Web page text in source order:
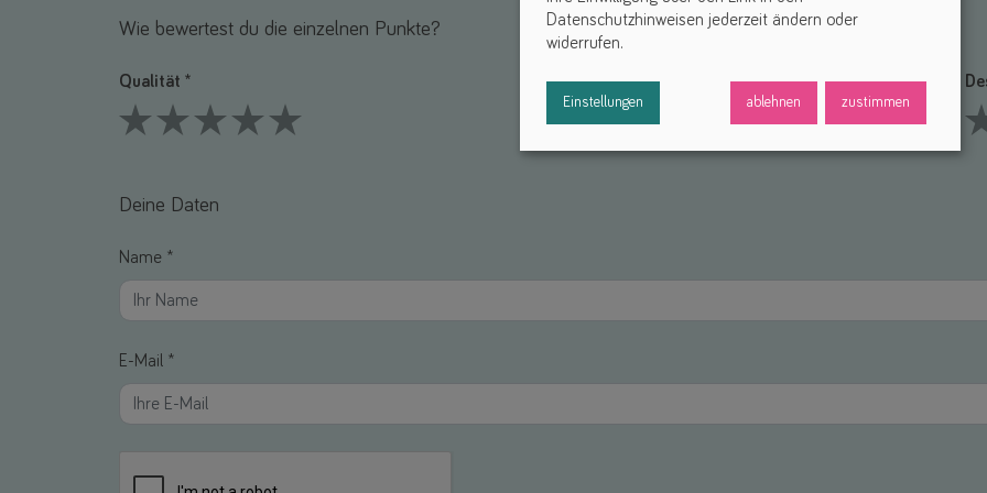
Wie bewertest du die einzelnen Punkte?
Qualität * Funktionalität *
1 Stars2 Stars3 Stars4 Stars5 Stars
Deine Daten
Name *
E-Mail *
Datenschutzhinweisen jederzeit ändern oder
widerrufen.
Einstellungen ablehnen zustimmen